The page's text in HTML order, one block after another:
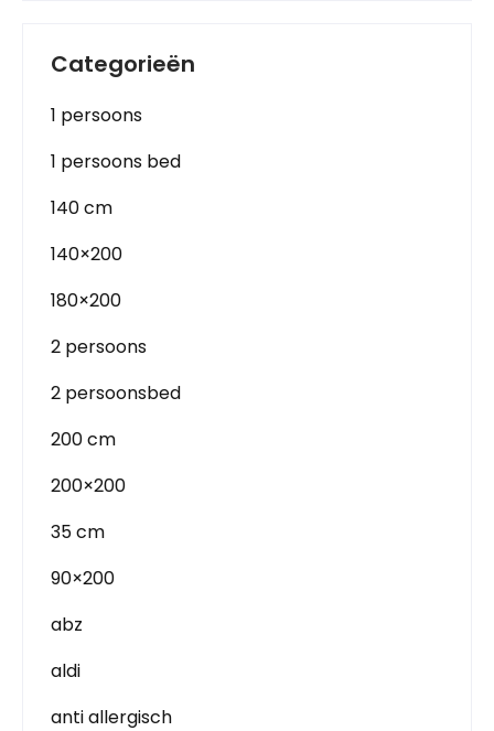
Categorieën
1 persoons
1 persoons bed
140 cm
140×200
180×200
2 persoons
2 persoonsbed
200 cm
200×200
35 cm
90×200
abz
aldi
anti allergisch